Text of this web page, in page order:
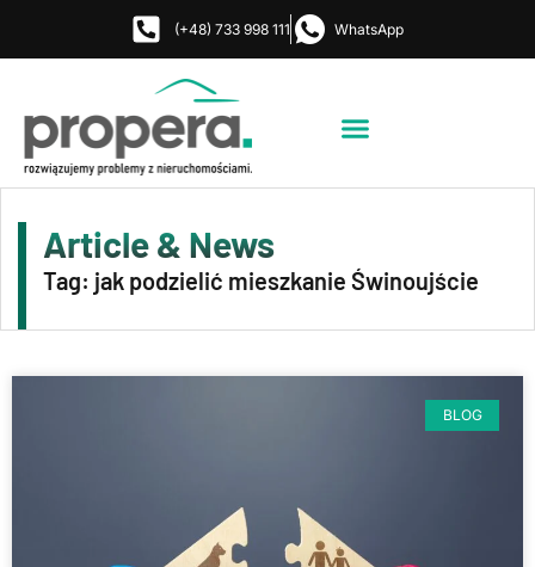
(+48) 733 998 111 WhatsApp
Article & News
Tag: jak podzielić mieszkanie Świnoujście
BLOG